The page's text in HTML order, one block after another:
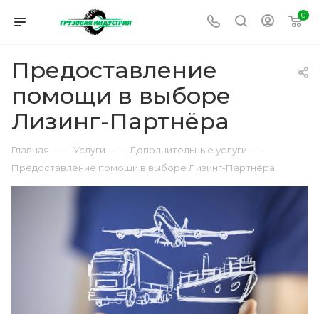
0
Предоставление
помощи в выборе
Лизинг-Партнёра
Главная — Услуги — Дополнительные услуги —
Предоставление помощи в выборе Лизинг-Партнёра